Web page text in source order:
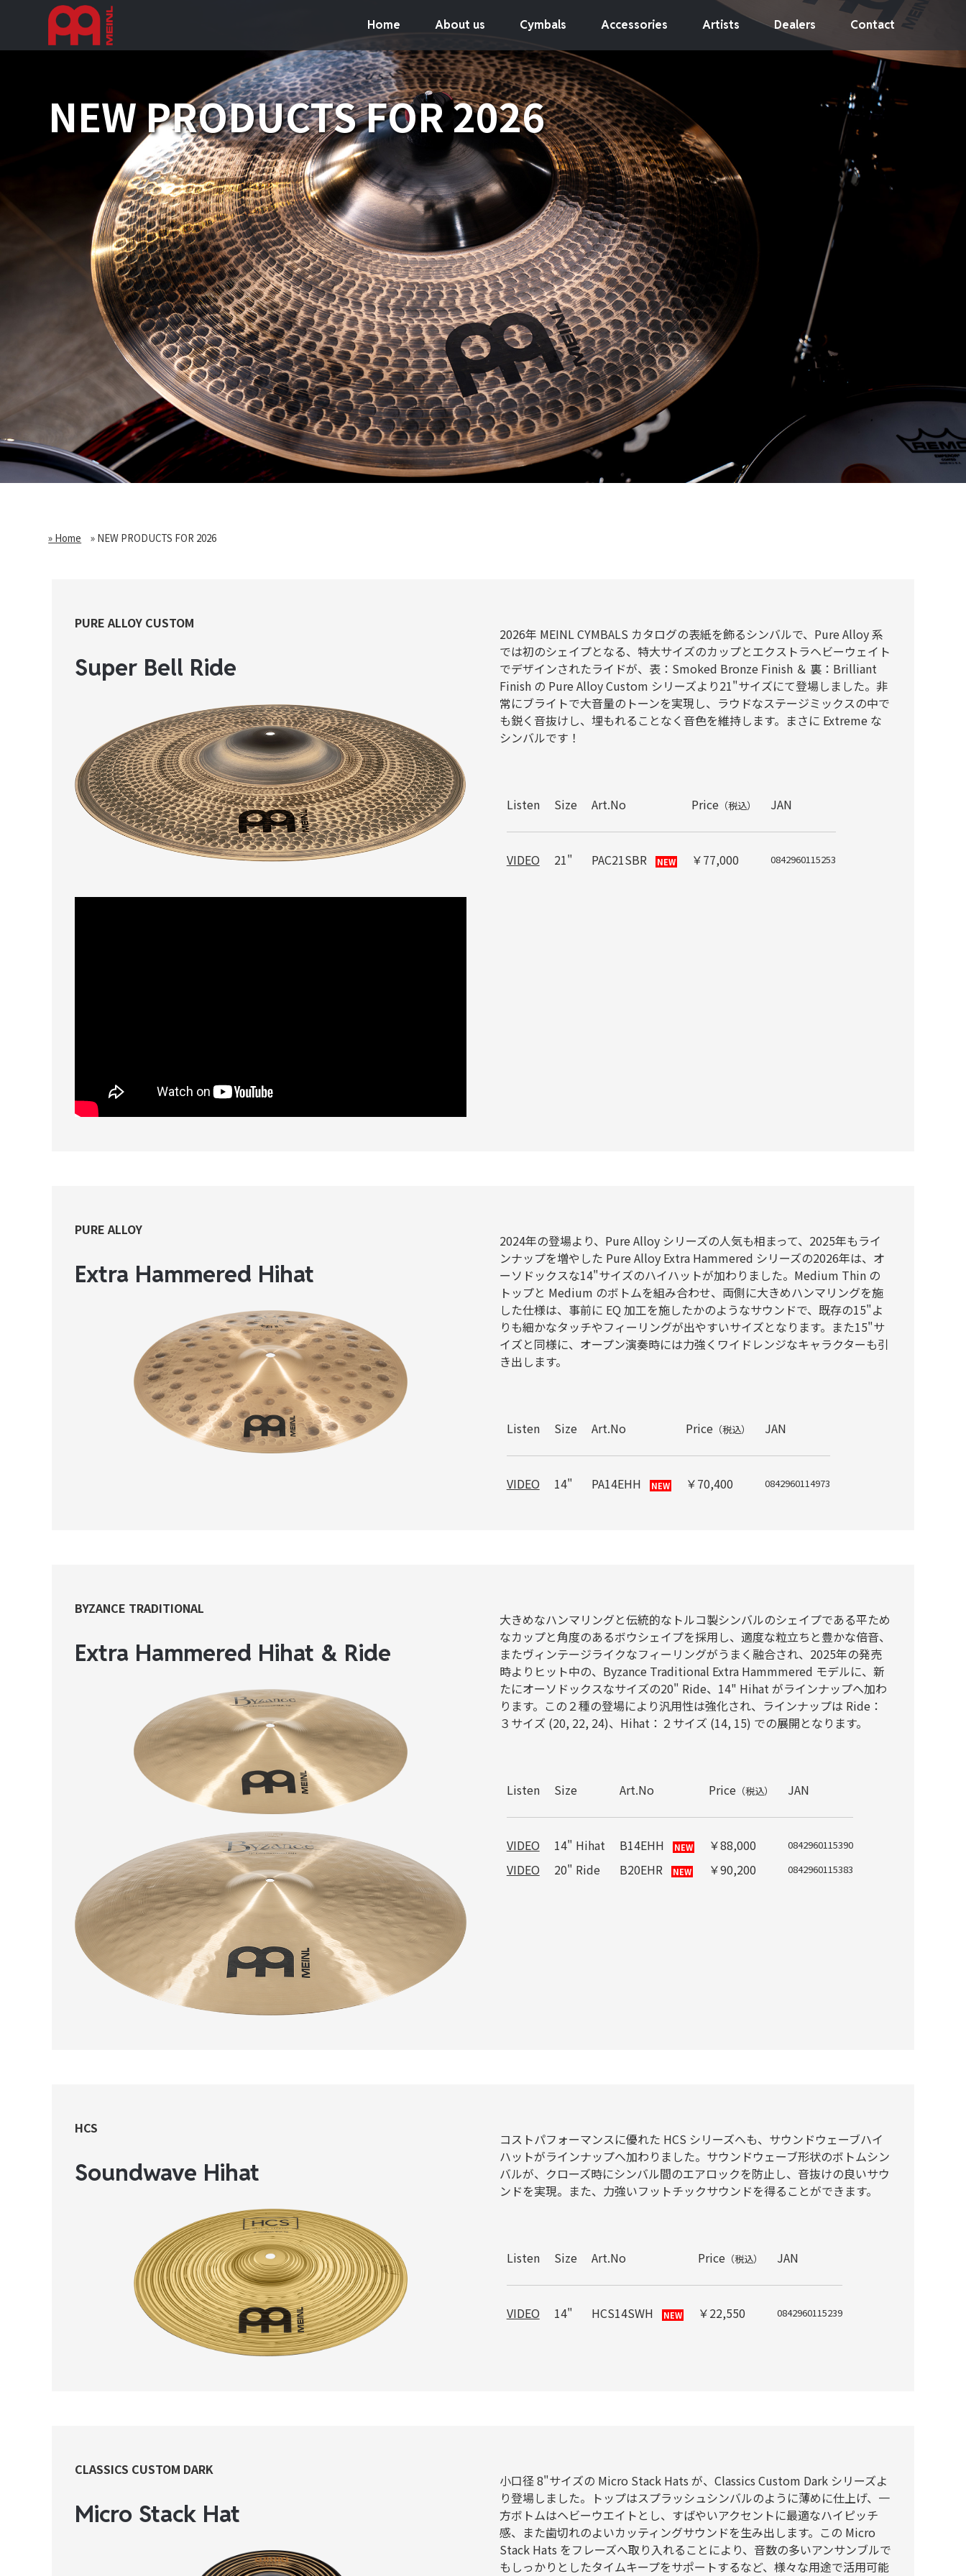
Home About us Cymbals Accessories Artists Dealers Contact
NEW PRODUCTS FOR 2026
» Home » NEW PRODUCTS FOR 2026
PURE ALLOY CUSTOM
Super Bell Ride
2026年 MEINL CYMBALS カタログの表紙を飾るシンバルで、Pure Alloy 系
では初のシェイプとなる、特大サイズのカップとエクストラヘビーウェイト
でデザインされたライドが、表：Smoked Bronze Finish ＆ 裏：Brilliant
Finish の Pure Alloy Custom シリーズより21"サイズにて登場しました。非
常にブライトで大音量のトーンを実現し、ラウドなステージミックスの中で
も鋭く音抜けし、埋もれることなく音色を維持します。まさに Extreme な
シンバルです！
Listen Size Art.No Price（税込） JAN
VIDEO 21" PAC21SBR NEW ￥77,000 0842960115253
PURE ALLOY
Extra Hammered Hihat
2024年の登場より、Pure Alloy シリーズの人気も相まって、2025年もライ
ンナップを増やした Pure Alloy Extra Hammered シリーズの2026年は、オ
ーソドックスな14"サイズのハイハットが加わりました。Medium Thin の
トップと Medium のボトムを組み合わせ、両側に大きめハンマリングを施
した仕様は、事前に EQ 加工を施したかのようなサウンドで、既存の15"よ
りも細かなタッチやフィーリングが出やすいサイズとなります。また15"サ
イズと同様に、オープン演奏時には力強くワイドレンジなキャラクターも引
き出します。
Listen Size Art.No Price（税込） JAN
VIDEO 14" PA14EHH NEW ￥70,400 0842960114973
BYZANCE TRADITIONAL
Extra Hammered Hihat & Ride
大きめなハンマリングと伝統的なトルコ製シンバルのシェイプである平ため
なカップと角度のあるボウシェイプを採用し、適度な粒立ちと豊かな倍音、
またヴィンテージライクなフィーリングがうまく融合され、2025年の発売
時よりヒット中の、Byzance Traditional Extra Hammmered モデルに、新
たにオーソドックスなサイズの20" Ride、14" Hihat がラインナップへ加わ
ります。この２種の登場により汎用性は強化され、ラインナップは Ride：
３サイズ (20, 22, 24)、Hihat：２サイズ (14, 15) での展開となります。
Listen Size Art.No Price（税込） JAN
VIDEO 14" Hihat B14EHH NEW ￥88,000 0842960115390
VIDEO 20" Ride B20EHR NEW ￥90,200 0842960115383
HCS
Soundwave Hihat
コストパフォーマンスに優れた HCS シリーズへも、サウンドウェーブハイ
ハットがラインナップへ加わりました。サウンドウェーブ形状のボトムシン
バルが、クローズ時にシンバル間のエアロックを防止し、音抜けの良いサウ
ンドを実現。また、力強いフットチックサウンドを得ることができます。
Listen Size Art.No Price（税込） JAN
VIDEO 14" HCS14SWH NEW ￥22,550 0842960115239
CLASSICS CUSTOM DARK
Micro Stack Hat
小口径 8"サイズの Micro Stack Hats が、Classics Custom Dark シリーズよ
り登場しました。トップはスプラッシュシンバルのように薄めに仕上げ、一
方ボトムはヘビーウエイトとし、すばやいアクセントに最適なハイピッチ
感、また歯切れのよいカッティングサウンドを生み出します。この Micro
Stack Hats をフレーズへ取り入れることにより、音数の多いアンサンブルで
もしっかりとしたタイムキープをサポートするなど、様々な用途で活用可能